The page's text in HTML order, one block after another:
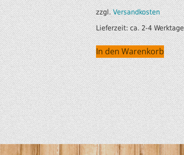
zzgl.Versandkosten
Lieferzeit:ca. 2-4 Werktage
In den Warenkorb